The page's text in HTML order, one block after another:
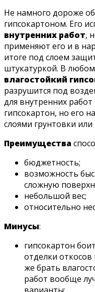
Не намного дороже
гипсокартоном. Его
внутренних работ,
применяют его и в
итоге под слоем
штукатуркой. В любом
влагостойкий
разрушится под
для внутренних
гипсокартон, но его
слоями грунтовки
Преимущества
бюджетность;
возможность
сложную
небольшой вес;
относительно
Минусы:
гипсокартон
отделки
же брать
работ вообще